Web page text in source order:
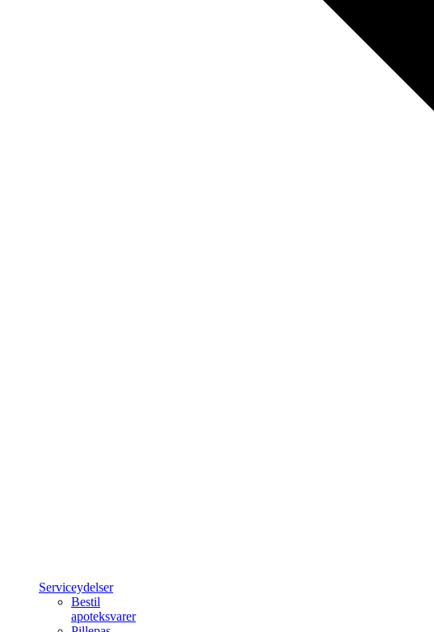
Serviceydelser
Bestil
apoteksvarer